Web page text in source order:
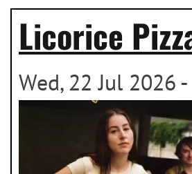
Licorice
Wed, 22 Jul 2026